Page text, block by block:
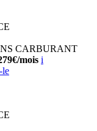
CARBURANT
mois i
le